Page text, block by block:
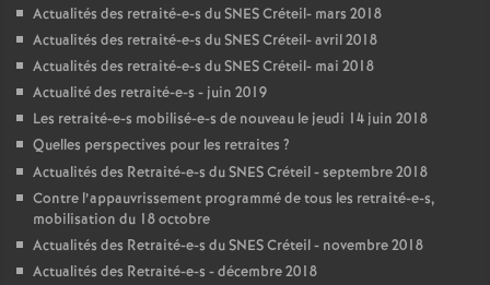
Actualités des retraité-e-s duSNESCréteil- mars 2018
Actualités des retraité-e-s duSNESCréteil- avril 2018
Actualités des retraité-e-s duSNESCréteil- mai 2018
Actualité des retraité-e-s - juin 2019
Les retraité-e-s mobilisé-e-s de nouveau le jeudi 14 juin 2018
Quelles perspectives pour les retraites ?
Actualités des Retraité-e-s duSNESCréteil - septembre 2018
Contre l’appauvrissement programmé de tous les retraité-e-s,
mobilisation du 18 octobre
Actualités des Retraité-e-s duSNESCréteil - novembre 2018
Actualités des Retraité-e-s - décembre 2018